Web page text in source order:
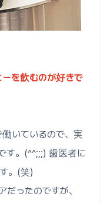
を飲むのが好きで
いているので、実
す。(^^;;;) 歯医者に
。(笑)
ったのですが、